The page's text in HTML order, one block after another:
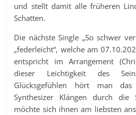
und stellt damit alle früheren
Schatten.
Die nächste Single „So schwer
„federleicht“, welche am
entspricht im Arrangement
dieser Leichtigkeit des
Glücksgefühlen hört man
Synthesizer Klängen durch die
möchte sich ihnen am liebsten